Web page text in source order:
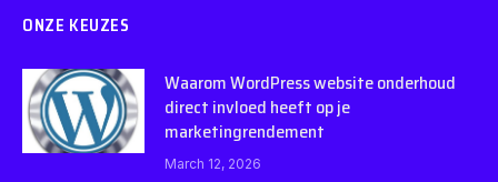
ONZE KEUZES
Waarom WordPress website onderhoud
direct invloed heeft op je
marketingrendement
March 12, 2026